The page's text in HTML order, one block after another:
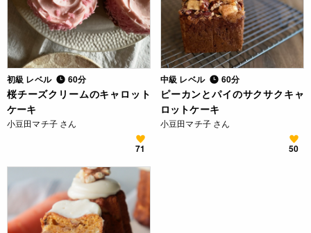
初級 レベル 60分
桜チーズクリームのキャロット
ケーキ
小豆田マチ子 さん
71
中級 レベル 60分
ピーカンとパイのサクサクキャ
ロットケーキ
小豆田マチ子 さん
50